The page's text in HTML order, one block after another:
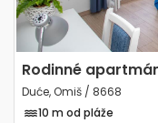
Rodinné
Duće, Omiš / 8668
10 m od pláže